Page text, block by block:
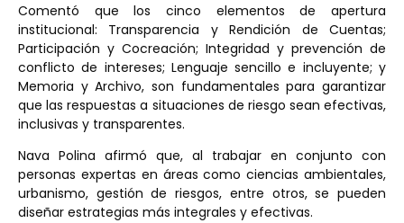
Comentó que los cinco elementos de apertura
institucional: Transparencia y Rendición de Cuentas;
Participación y Cocreación; Integridad y prevención de
conflicto de intereses; Lenguaje sencillo e incluyente; y
Memoria y Archivo, son fundamentales para garantizar
que las respuestas a situaciones de riesgo sean efectivas,
inclusivas y transparentes.
Nava Polina afirmó que, al trabajar en conjunto con
personas expertas en áreas como ciencias ambientales,
urbanismo, gestión de riesgos, entre otros, se pueden
diseñar estrategias más integrales y efectivas.